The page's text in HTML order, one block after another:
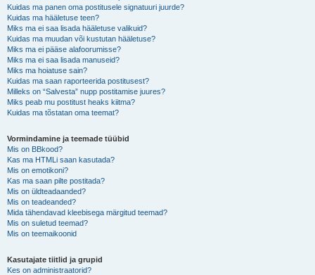
Kuidas ma panen oma postitusele signatuuri juurde?
Kuidas ma hääletuse teen?
Miks ma ei saa lisada hääletuse valikuid?
Kuidas ma muudan või kustutan hääletuse?
Miks ma ei pääse alafoorumisse?
Miks ma ei saa lisada manuseid?
Miks ma hoiatuse sain?
Kuidas ma saan raporteerida postitusest?
Milleks on “Salvesta” nupp postitamise juures?
Miks peab mu postitust heaks kiitma?
Kuidas ma tõstatan oma teemat?
Vormindamine ja teemade tüübid
Mis on BBkood?
Kas ma HTMLi saan kasutada?
Mis on emotikoni?
Kas ma saan pilte postitada?
Mis on üldteadaanded?
Mis on teadeanded?
Mida tähendavad kleebisega märgitud teemad?
Mis on suletud teemad?
Mis on teemaikoonid
Kasutajate tiitlid ja grupid
Kes on administraatorid?